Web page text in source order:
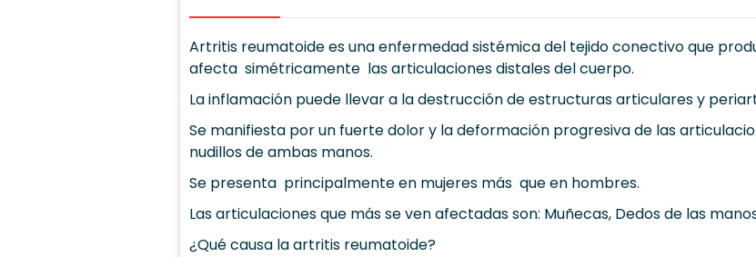
Artritis reumatoide es una enfermedad sistémica del tejido conectivo que
afecta simétricamente las articulaciones distales del cuerpo.
La inflamación puede llevar a la destrucción de estructuras articulares y
Se manifiesta por un fuerte dolor y la deformación progresiva de las
nudillos de ambas manos.
Se presenta principalmente en mujeres más que en hombres.
Las articulaciones que más se ven afectadas son: Muñecas, Dedos de las
¿Qué causa la artritis reumatoide?